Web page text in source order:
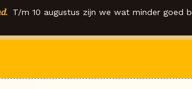
T/m 10 augustus zijn we wat minder goed